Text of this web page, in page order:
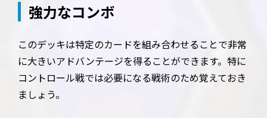
強力なコンボ
このデッキは特定のカードを組み合わせることで非常
に大きいアドバンテージを得ることができます。特に
コントロール戦では必要になる戦術のため覚えておき
ましょう。